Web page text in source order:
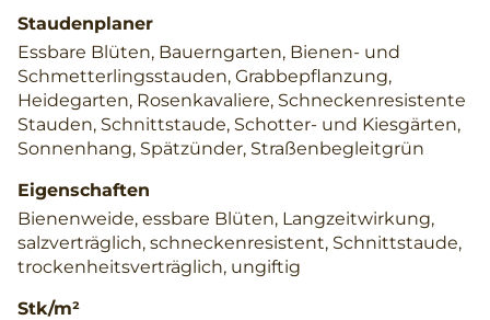
Staudenplaner
Essbare Blüten, Bauerngarten, Bienen- und
Schmetterlingsstauden, Grabbepflanzung,
Heidegarten, Rosenkavaliere, Schneckenresistente
Stauden, Schnittstaude, Schotter- und Kiesgärten,
Sonnenhang, Spätzünder, Straßenbegleitgrün
Eigenschaften
Bienenweide, essbare Blüten, Langzeitwirkung,
salzverträglich, schneckenresistent, Schnittstaude,
trockenheitsverträglich, ungiftig
Stk/m²